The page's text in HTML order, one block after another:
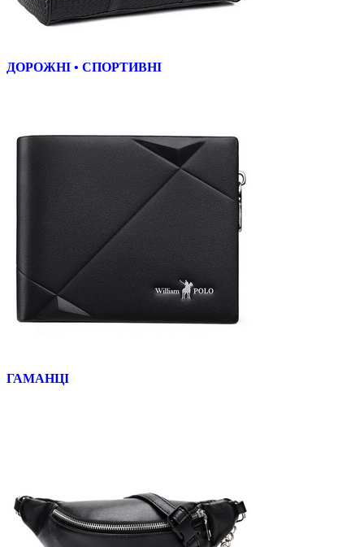
ДОРОЖНІ • СПОРТИВНІ
ГАМАНЦІ